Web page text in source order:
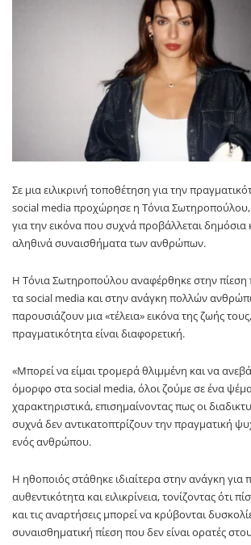
Σε μια ειλικρινή τοποθέτηση για την
social media προχώρησε η Τόνια Σωτηροπούλου
για την εικόνα που συχνά προβάλλεται δημόσια
αληθινά συναισθήματα των ανθρώπων.
Η Τόνια Σωτηροπούλου αναφέρθηκε στην
τα social media και στην ανάγκη πολλών
παρουσιάζουν μια «τέλεια» εικόνα της ζωής
πραγματικότητα είναι διαφορετική.
«Μπορεί να είμαι τρομερά θλιμμένη και να
όμορφο στα social media, όλοι ζούμε σε ένα
χαρακτηριστικά, επισημαίνοντας πως οι
συχνά δεν αντικατοπτρίζουν την πραγματική
ενός ανθρώπου.
Η ηθοποιός στάθηκε ιδιαίτερα στην ανάγκη για
αυθεντικότητα και ειλικρίνεια, τονίζοντας ότι
και τις αναρτήσεις μπορεί να κρύβονται
συναισθηματική πίεση που δεν είναι ορατές